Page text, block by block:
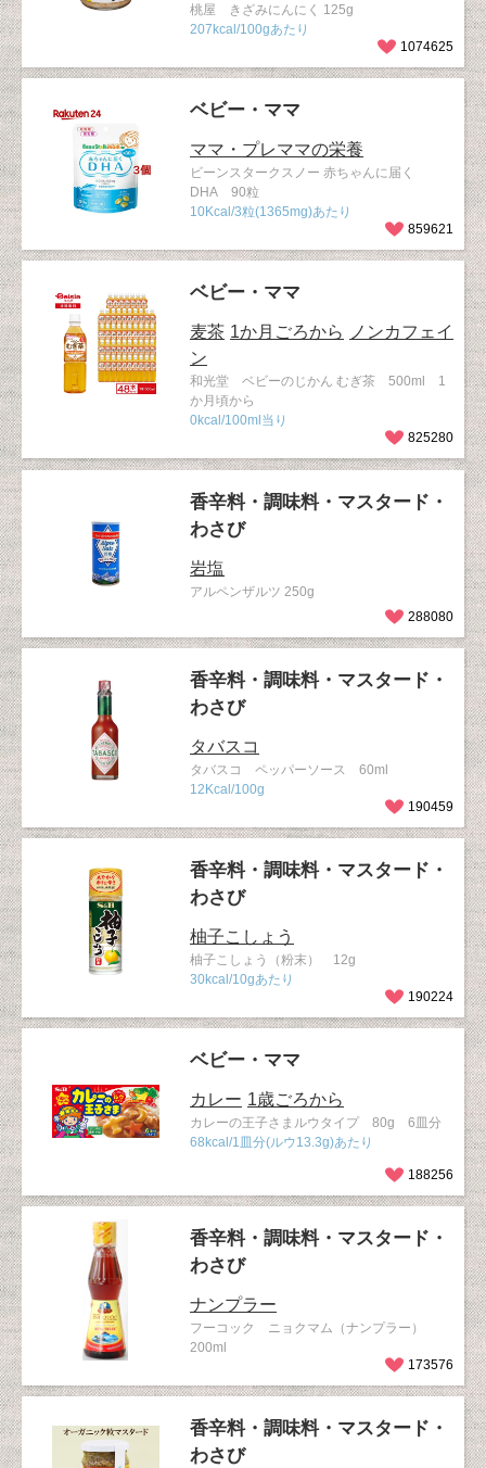
桃屋 きざみにんにく 125g
207kcal/100gあたり
1074625
ベビー・ママ
ママ・プレママの栄養
ビーンスタークスノー 赤ちゃんに届く
DHA 90粒
10Kcal/3粒(1365mg)あたり
859621
ベビー・ママ
麦茶 1か月ごろから
ノンカフェイ
ン
和光堂 ベビーのじかん むぎ茶 500ml 1
か月頃から
0kcal/100ml当り
825280
香辛料・調味料・マスタード・
わさび
岩塩
アルペンザルツ 250g
288080
香辛料・調味料・マスタード・
わさび
タバスコ
タバスコ ペッパーソース 60ml
12Kcal/100g
190459
香辛料・調味料・マスタード・
わさび
柚子こしょう
柚子こしょう（粉末） 12g
30kcal/10gあたり
190224
ベビー・ママ
カレー 1歳ごろから
カレーの王子さまルウタイプ 80g 6皿分
68kcal/1皿分(ルウ13.3g)あたり
188256
香辛料・調味料・マスタード・
わさび
ナンプラー
フーコック ニョクマム（ナンプラー）
200ml
173576
香辛料・調味料・マスタード・
わさび